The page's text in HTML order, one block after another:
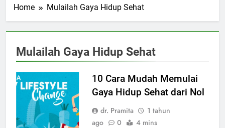
Home Mulailah Gaya Hidup Sehat
Mulailah Gaya Hidup Sehat
10 Cara Mudah Memulai
Gaya Hidup Sehat dari Nol
dr. Pramita
1 tahun
ago
0 4 mins